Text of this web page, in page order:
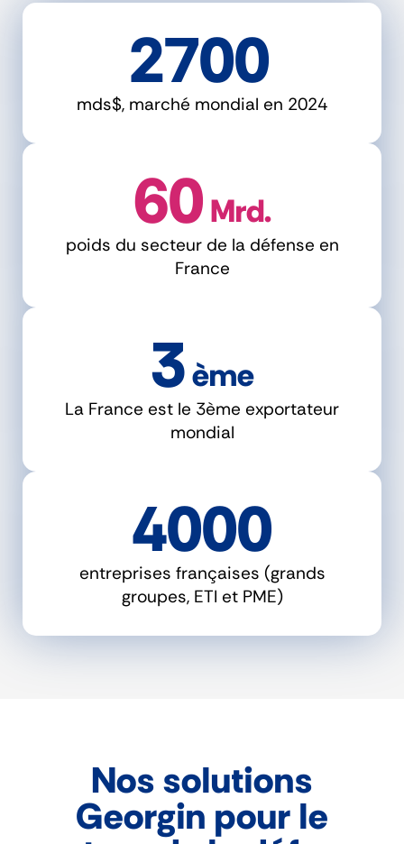
mds$, marché mondial en 2024
2700
poids du secteur de la défense en
France
60 Mrd.
La France est le 3ème exportateur
mondial
3 ème
entreprises françaises (grands
groupes, ETI et PME)
4000
Nos solutions
Georgin pour le